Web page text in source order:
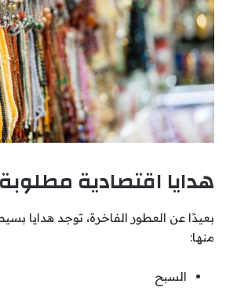
هدايا اقتصادية مطلوبة
بعيدًا عن العطور الفاخرة، توجد هدايا
منها:
السبح